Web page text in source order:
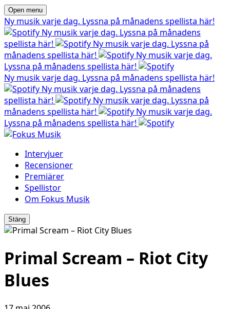
Open menu
Ny musik varje dag. Lyssna på månadens spellista här!
Ny musik varje dag. Lyssna på månadens
spellista här!
Ny musik varje dag. Lyssna på
månadens spellista här!
Ny musik varje dag.
Lyssna på månadens spellista här!
Ny musik varje dag. Lyssna på månadens spellista här!
Ny musik varje dag. Lyssna på månadens
spellista här!
Ny musik varje dag. Lyssna på
månadens spellista här!
Ny musik varje dag.
Lyssna på månadens spellista här!
Intervjuer
Recensioner
Premiärer
Spellistor
Om Fokus Musik
Stäng
Primal Scream – Riot City
Blues